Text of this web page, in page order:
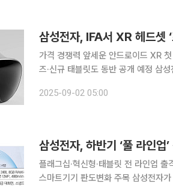
삼성전자, IFA서 XR 헤드셋
가격 경쟁력 앞세운 안드로이드 XR
즈·신규 태블릿도 동반 공개 예정 삼성전자가 유럽 최대 가전 전시회 IFA 2025를 무대로 차세대 확
전자와 구글, 퀄컴이 협력해 개발한 첫
2025-09-02 05:00
플래그십·혁신형·태블릿 전 라인업
스마트기기 판도변화 주목 삼성전자가 올 하반기 가성비 플래그십 스마트폰, 혁신 폼팩터, 확장현실